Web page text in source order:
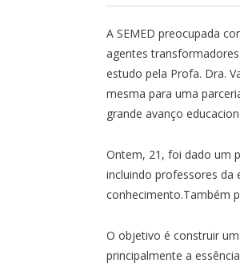
A SEMED preocupada
agentes
estudo pela Profa. Dra.
mesma para uma
grande avanço
Ontem, 21, foi dado um
incluindo professores da
conhecimento.Também
O objetivo é construir
principalmente a